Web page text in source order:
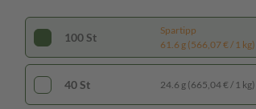
100 St
Spartipp
61.6 g (566,07 € / 1 kg)
40 St 24.6 g (665,04 € / 1 kg)